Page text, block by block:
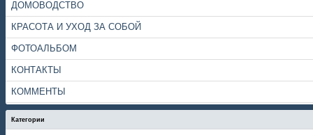
ДОМОВОДСТВО
КРАСОТА И УХОД ЗА СОБОЙ
ФОТОАЛЬБОМ
КОНТАКТЫ
КОММЕНТЫ
Категории